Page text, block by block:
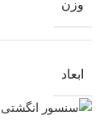
وزن
ابعاد